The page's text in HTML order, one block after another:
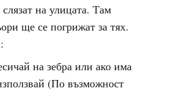
на улицата. Там
ще се погрижат за тях.
на зебра или ако има
(По възможност